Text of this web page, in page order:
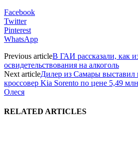
Facebook
Twitter
Pinterest
WhatsApp
Previous articleВ ГАИ рассказали, как
освидетельствования на алкоголь
Next articleДилер из Самары
кроссовер Kia Sorento по цене 5,49
Олеся
RELATED ARTICLES